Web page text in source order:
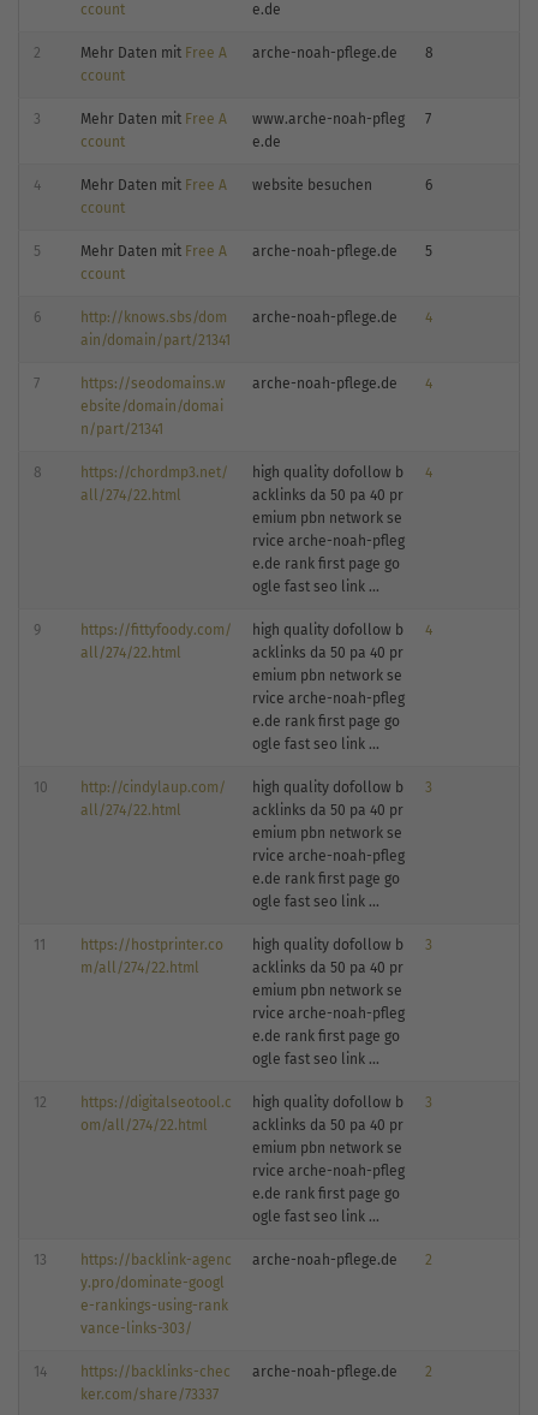
ccount
e.de
2 Mehr Daten mit Free A
ccount
arche-noah-pflege.de 8
3 Mehr Daten mit Free A
ccount
www.arche-noah-pfleg
e.de
7
4 Mehr Daten mit Free A
ccount
website besuchen 6
5 Mehr Daten mit Free A
ccount
arche-noah-pflege.de 5
6
http://knows.sbs/dom
ain/domain/part/21341
arche-noah-pflege.de 4
7
https://seodomains.w
ebsite/domain/domai
n/part/21341
arche-noah-pflege.de 4
8
https://chordmp3.net/
all/274/22.html
high quality dofollow b
acklinks da 50 pa 40 pr
emium pbn network se
rvice arche-noah-pfleg
e.de rank first page go
ogle fast seo link ...
4
9
https://fittyfoody.com/
all/274/22.html
high quality dofollow b
acklinks da 50 pa 40 pr
emium pbn network se
rvice arche-noah-pfleg
e.de rank first page go
ogle fast seo link ...
4
10
http://cindylaup.com/
all/274/22.html
high quality dofollow b
acklinks da 50 pa 40 pr
emium pbn network se
rvice arche-noah-pfleg
e.de rank first page go
ogle fast seo link ...
3
11
https://hostprinter.co
m/all/274/22.html
high quality dofollow b
acklinks da 50 pa 40 pr
emium pbn network se
rvice arche-noah-pfleg
e.de rank first page go
ogle fast seo link ...
3
12
https://digitalseotool.c
om/all/274/22.html
high quality dofollow b
acklinks da 50 pa 40 pr
emium pbn network se
rvice arche-noah-pfleg
e.de rank first page go
ogle fast seo link ...
3
13
https://backlink-agenc
y.pro/dominate-googl
e-rankings-using-rank
vance-links-303/
arche-noah-pflege.de 2
14
https://backlinks-chec
ker.com/share/73337
arche-noah-pflege.de 2